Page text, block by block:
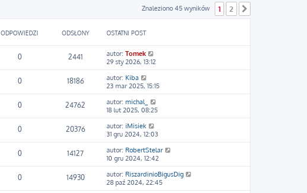
Znaleziono 45 wyników 1 2
ODPOWIEDZI ODSŁONY OSTATNI POST
0 2441 autor: Tomek
29 sty 2026, 13:12
0 18186 autor: Kiba
23 mar 2025, 15:15
0 24762 autor: michal_
18 lut 2025, 08:25
0 20376 autor: iMisiek
31 gru 2024, 12:03
0 14127 autor: RobertStelar
10 gru 2024, 12:42
0 14930 autor: RiszardinioBigusDig
28 paź 2024, 22:45